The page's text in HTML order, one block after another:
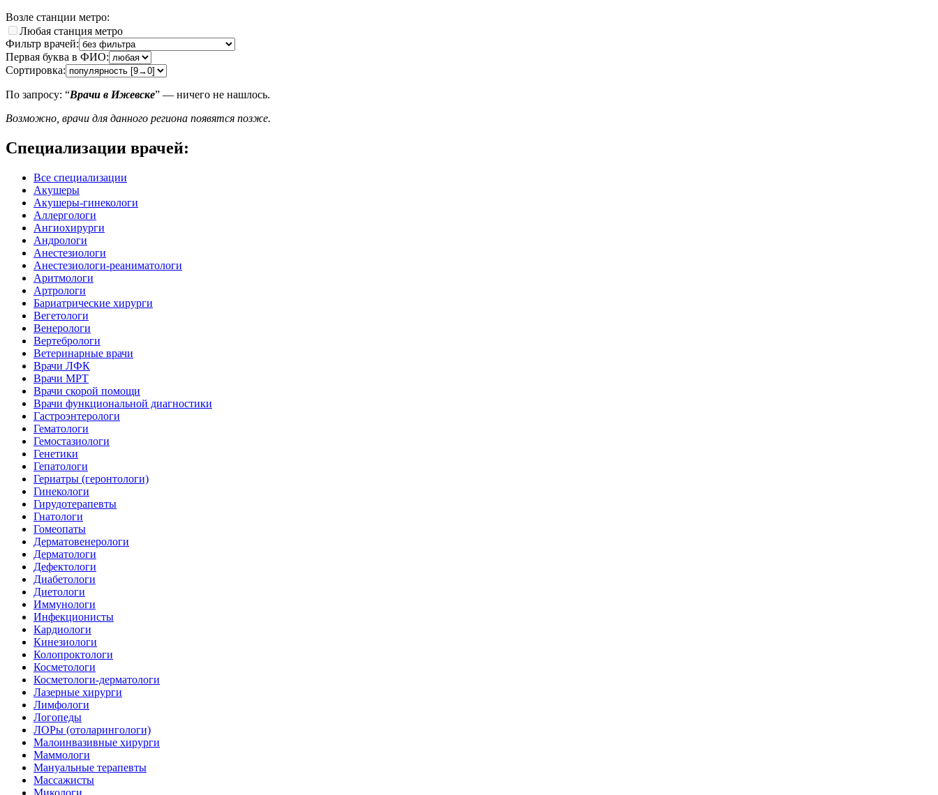
Возле станции метро:
Любая станция метро
Фильтр врачей:
Первая буква в ФИО:
Сортировка:
По запросу: “Врачи в Ижевске” — ничего не нашлось.
Возможно, врачи для данного региона появятся позже.
Специализации врачей:
Все специализации
Акушеры
Акушеры-гинекологи
Аллергологи
Ангиохирурги
Андрологи
Анестезиологи
Анестезиологи-реаниматологи
Аритмологи
Артрологи
Бариатрические хирурги
Вегетологи
Венерологи
Вертебрологи
Ветеринарные врачи
Врачи ЛФК
Врачи МРТ
Врачи скорой помощи
Врачи функциональной диагностики
Гастроэнтерологи
Гематологи
Гемостазиологи
Генетики
Гепатологи
Гериатры (геронтологи)
Гинекологи
Гирудотерапевты
Гнатологи
Гомеопаты
Дерматовенерологи
Дерматологи
Дефектологи
Диабетологи
Диетологи
Иммунологи
Инфекционисты
Кардиологи
Кинезиологи
Колопроктологи
Косметологи
Косметологи-дерматологи
Лазерные хирурги
Лимфологи
Логопеды
ЛОРы (отоларингологи)
Малоинвазивные хирурги
Маммологи
Мануальные терапевты
Массажисты
Микологи